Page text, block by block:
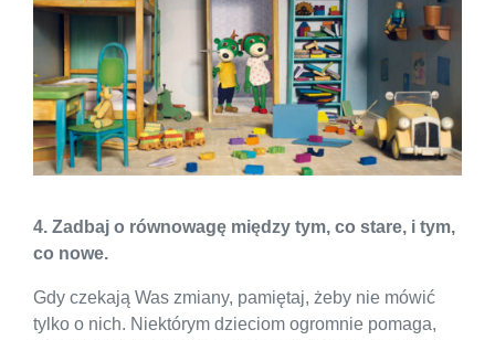
4. Zadbaj o równowagę między tym, co stare, i tym,
co nowe.
Gdy czekają Was zmiany, pamiętaj, żeby nie mówić
tylko o nich. Niektórym dzieciom ogromnie pomaga,